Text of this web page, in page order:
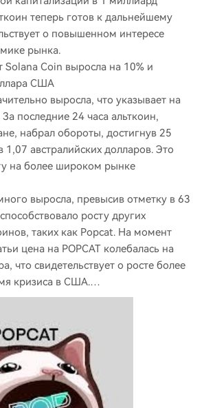
теперь готов к дальнейшему
о повышенном интересе
рынка.
Solana Coin выросла на 10% и
США
выросла, что указывает на
последние 24 часа альткоин,
набрал обороты, достигнув 25
1,07 австралийских долларов. Это
на более широком рынке
выросла, превысив отметку в 63
росту других
таких как Popcat. На момент
цена на POPCAT колебалась на
что свидетельствует о росте более
кризиса в США.…